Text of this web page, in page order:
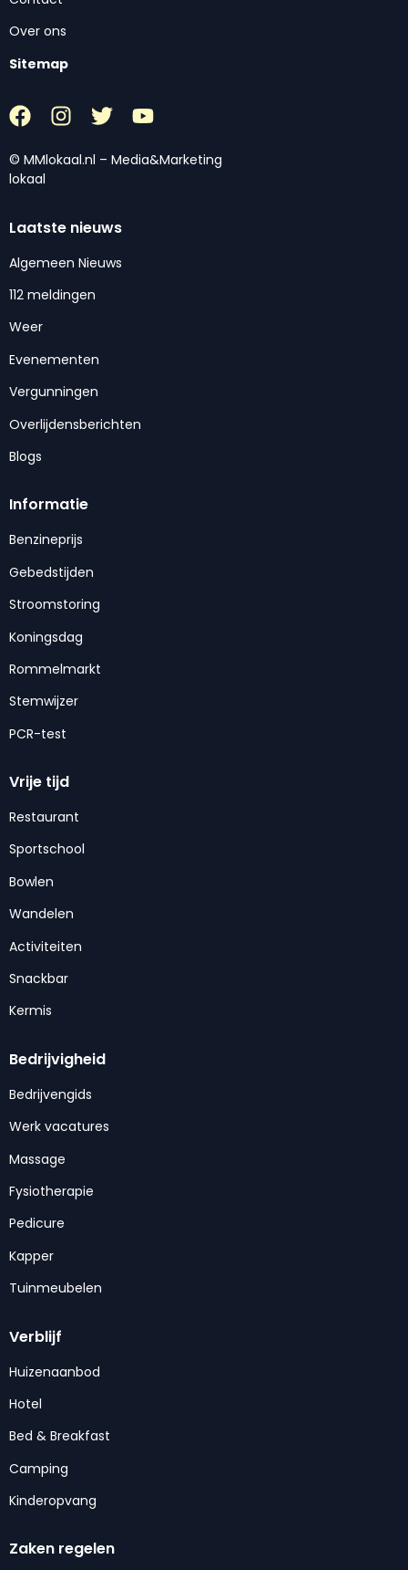
Over ons
Sitemap
© MMlokaal.nl – Media&Marketing
lokaal
Laatste nieuws
Algemeen Nieuws
112 meldingen
Weer
Evenementen
Vergunningen
Overlijdensberichten
Blogs
Informatie
Benzineprijs
Gebedstijden
Stroomstoring
Koningsdag
Rommelmarkt
Stemwijzer
PCR-test
Vrije tijd
Restaurant
Sportschool
Bowlen
Wandelen
Activiteiten
Snackbar
Kermis
Bedrijvigheid
Bedrijvengids
Werk vacatures
Massage
Fysiotherapie
Pedicure
Kapper
Tuinmeubelen
Verblijf
Huizenaanbod
Hotel
Bed & Breakfast
Camping
Kinderopvang
Zaken regelen